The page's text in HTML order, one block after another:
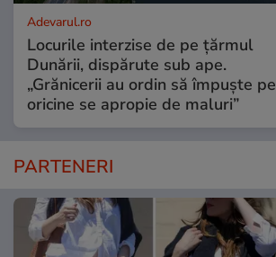
Adevarul.ro
Locurile interzise de pe țărmul
Dunării, dispărute sub ape.
„Grănicerii au ordin să împuște pe
oricine se apropie de maluri”
PARTENERI